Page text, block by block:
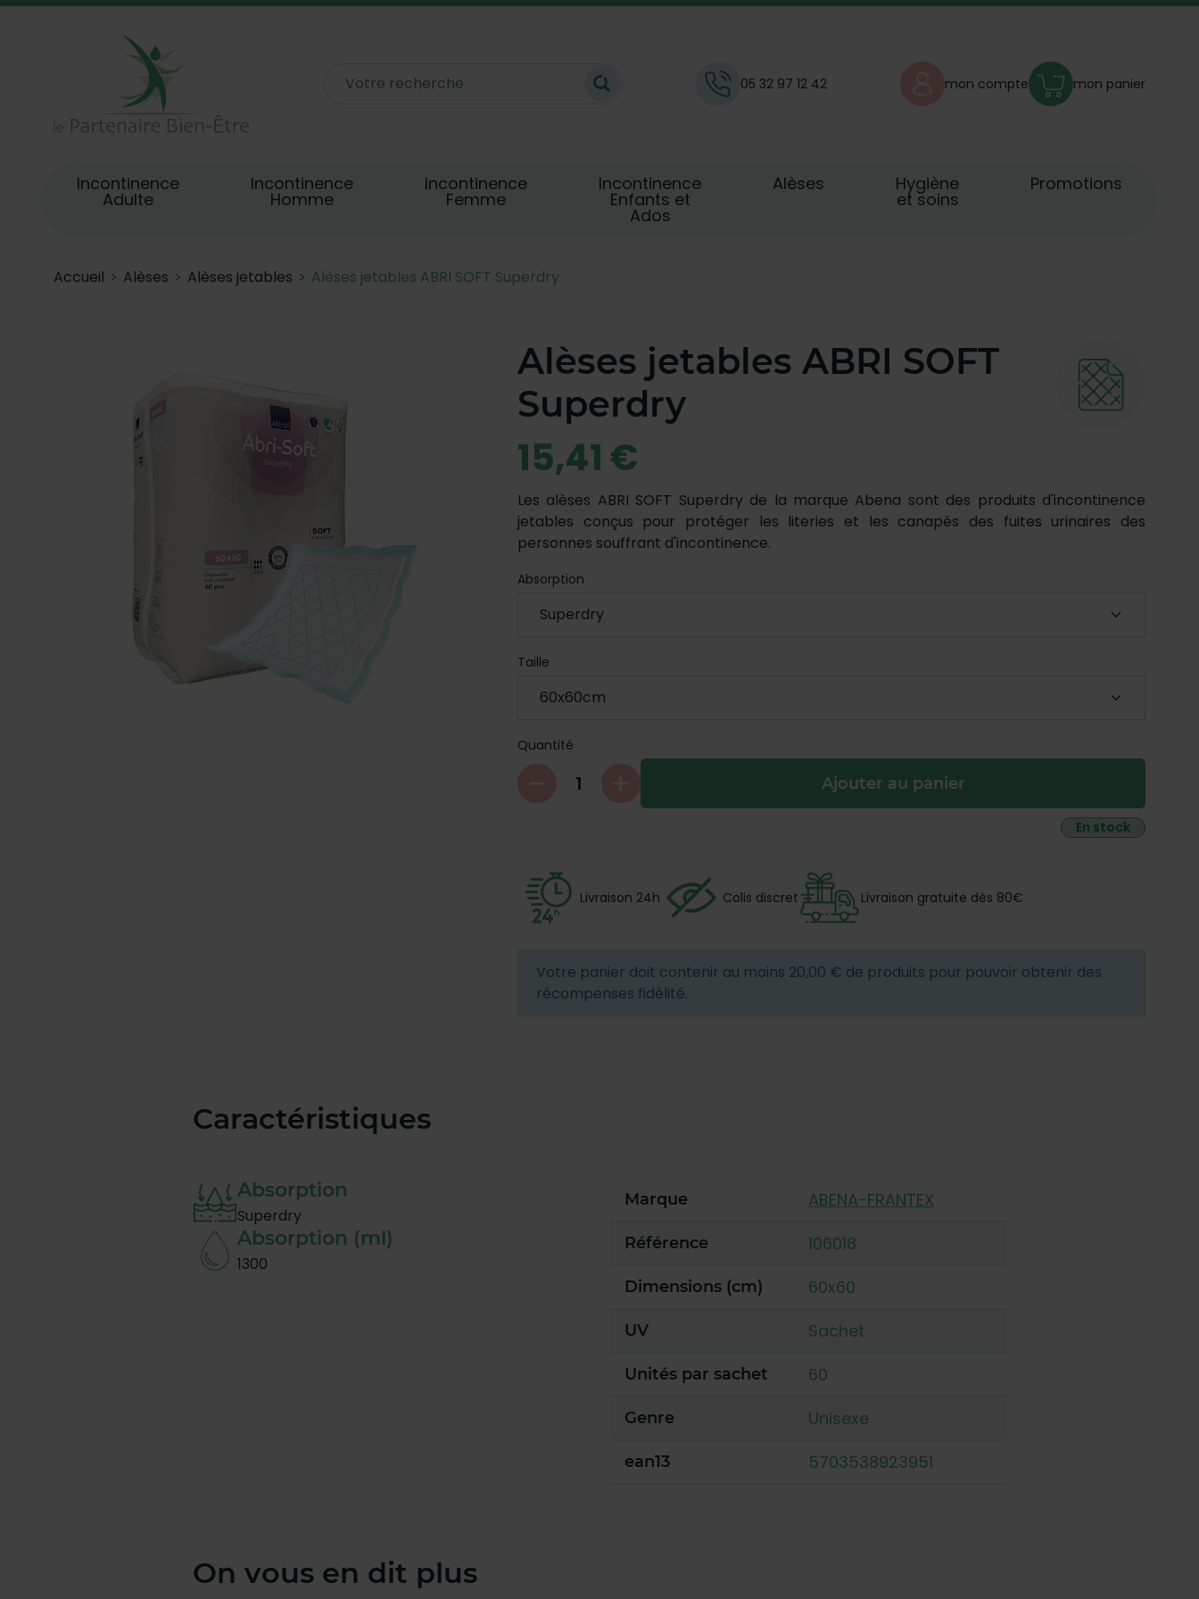
05 32 97 12 42 mon compte mon panier
Incontinence
Adulte
Incontinence
Homme
Incontinence
Femme
Incontinence
Enfants et
Ados
Alèses Hygiène
et soins
Promotions
Accueil Alèses Alèses jetables Alèses jetables ABRI SOFT Superdry
Alèses jetables ABRI SOFT
Superdry
15,41 €
Les alèses ABRI SOFT Superdry de la marque Abena sont des produits d'incontinence
jetables conçus pour protéger les literies et les canapés des fuites urinaires des
personnes souffrant d'incontinence.
Absorption
Taille
Quantité
Ajouter au panier
En stock
Livraison 24h Colis discret Livraison gratuite dès 80€
Votre panier doit contenir au moins 20,00 € de produits pour pouvoir obtenir des
récompenses fidélité.
Caractéristiques
Absorption
Superdry
Absorption (ml)
1300
Marque ABENA-FRANTEX
Référence 106018
Dimensions (cm) 60x60
UV Sachet
Unités par sachet 60
Genre Unisexe
ean13 5703538923951
On vous en dit plus